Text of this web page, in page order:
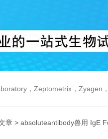
Zeptometrix，Zyagen，Dbiosys ，Fn-Test武汉菲
章 > absoluteantibody兽用 IgE